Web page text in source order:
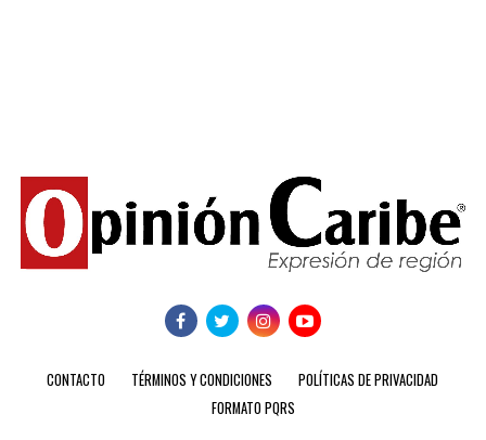
CONTACTO TÉRMINOS Y CONDICIONES
POLÍTICAS DE PRIVACIDAD
FORMATO PQRS